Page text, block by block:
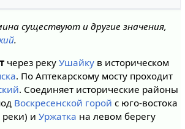
существуют и другие значения,
.
через реку Ушайкув историческом
. По Аптекарскому мосту проходит
. Соединяет исторические районы
Воскресенской горой с юго-востока
и Уржатка на левом берегу